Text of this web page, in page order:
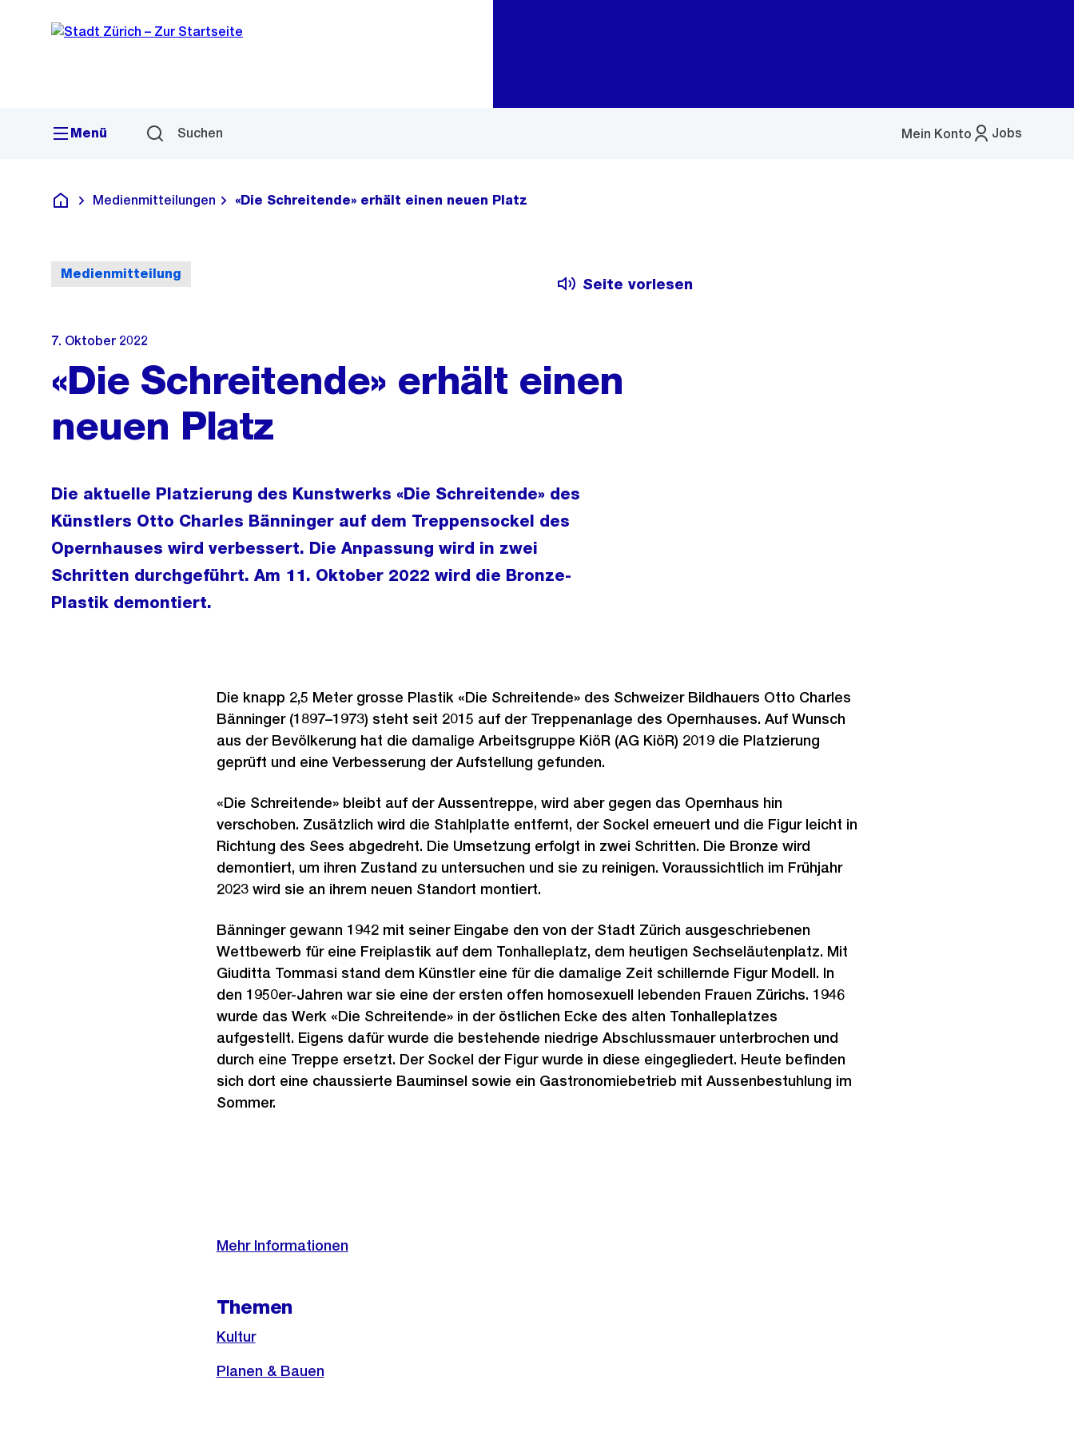
Navigation
Sprunglink
Menü Suchen Jobs
Mein Konto
Menü
Deutsch
Medienmitteilungen «Die Schreitende» erhält einen neuen Platz
Medienmitteilung
Seite vorlesen
7. Oktober 2022
«Die Schreitende» erhält einen
neuen Platz
Die aktuelle Platzierung des Kunstwerks «Die Schreitende» des
Künstlers Otto Charles Bänninger auf dem Treppensockel des
Opernhauses wird verbessert. Die Anpassung wird in zwei
Schritten durchgeführt. Am 11. Oktober 2022 wird die Bronze-
Plastik demontiert.
Die knapp 2,5 Meter grosse Plastik «Die Schreitende» des Schweizer Bildhauers Otto Charles
Bänninger (1897–1973) steht seit 2015 auf der Treppenanlage des Opernhauses. Auf Wunsch
aus der Bevölkerung hat die damalige Arbeitsgruppe KiöR (AG KiöR) 2019 die Platzierung
geprüft und eine Verbesserung der Aufstellung gefunden.
«Die Schreitende» bleibt auf der Aussentreppe, wird aber gegen das Opernhaus hin
verschoben. Zusätzlich wird die Stahlplatte entfernt, der Sockel erneuert und die Figur leicht in
Richtung des Sees abgedreht. Die Umsetzung erfolgt in zwei Schritten. Die Bronze wird
demontiert, um ihren Zustand zu untersuchen und sie zu reinigen. Voraussichtlich im Frühjahr
2023 wird sie an ihrem neuen Standort montiert.
Bänninger gewann 1942 mit seiner Eingabe den von der Stadt Zürich ausgeschriebenen
Wettbewerb für eine Freiplastik auf dem Tonhalleplatz, dem heutigen Sechseläutenplatz. Mit
Giuditta Tommasi stand dem Künstler eine für die damalige Zeit schillernde Figur Modell. In
den 1950er-Jahren war sie eine der ersten offen homosexuell lebenden Frauen Zürichs. 1946
wurde das Werk «Die Schreitende» in der östlichen Ecke des alten Tonhalleplatzes
aufgestellt. Eigens dafür wurde die bestehende niedrige Abschlussmauer unterbrochen und
durch eine Treppe ersetzt. Der Sockel der Figur wurde in diese eingegliedert. Heute befinden
sich dort eine chaussierte Bauminsel sowie ein Gastronomiebetrieb mit Aussenbestuhlung im
Sommer.
Mehr Informationen
Themen
Kultur
Planen & Bauen